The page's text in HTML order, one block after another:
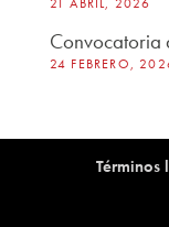
Convocatoria
24 FEBRERO,
Términos